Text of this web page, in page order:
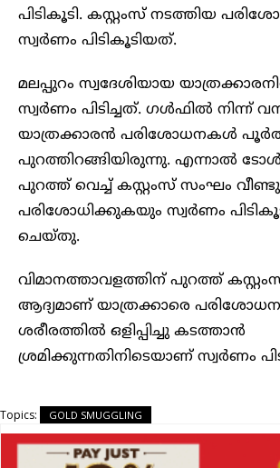
പിടികൂടി. കസ്റ്റംസ് നടത്തിയ
സ്വര്‍ണം പിടികൂടിയത്.
മലപ്പുറം സ്വദേശിയായ
സ്വര്‍ണം പിടിച്ചത്. ​ഗള്‍ഫില്‍ നിന്ന്
യാത്രക്കാരന്‍ പരിശോധനകള്‍
പുറത്തിറങ്ങിയിരുന്നു. എന്നാല്‍
പുറത്ത് വെച്ച്‌ കസ്റ്റംസ് സംഘം
പരിശോധിക്കുകയും സ്വര്‍ണം
ചെയ്തു.
വിമാനത്താവളത്തിന് പുറത്ത്
ആദ്യമാണ് യാത്രക്കാരെ
ശരീരത്തില്‍ ഒളിപ്പിച്ചു കടത്താന്‍
ശ്രമിക്കുന്നതിനിടെയാണ് സ്വര്‍ണം
Topics: GOLD SMUGGLING